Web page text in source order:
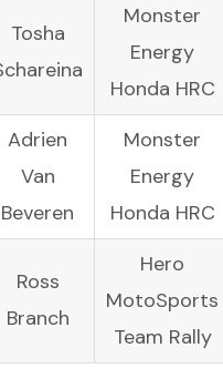
Tosha
Monster
Energy
Honda HRC
Adrien
Van
Beveren
Monster
Energy
Honda HRC
Ross
Branch
Hero
MotoSports
Team Rally